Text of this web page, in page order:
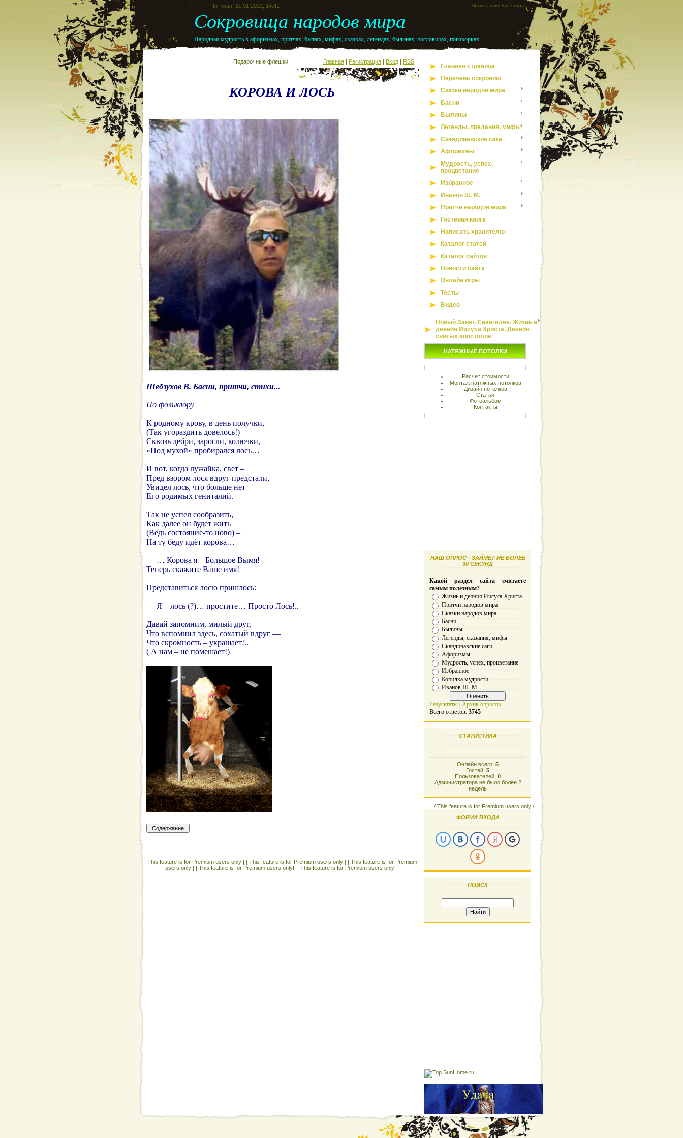
Пятница, 21.01.2022, 14:41 Приветствую Вас Гость
Сокровища народов мира
Народная мудрость в афоризмах, притчах, баснях, мифах, сказках, легендах, былинах, пословицах, поговорках
Подарочные флешки Главная | Регистрация | Вход | RSS
КОРОВА И ЛОСЬ
Шебзухов В. Басни, притчи, стихи...
По фольклору
К родному крову, в день получки,
(Так угораздить довелось!) —
Сквозь дебри, заросли, колючки,
«Под мухой» пробирался лось…
И вот, когда лужайка, свет –
Пред взором лося вдруг предстали,
Увидел лось, что больше нет
Его родимых гениталий.
Так не успел сообразить,
Как далее он будет жить
(Ведь состояние-то ново) –
На ту беду идёт корова…
— … Корова я – Большое Вымя!
Теперь скажите Ваше имя!
Представиться лосю пришлось:
— Я – лось (?)… простите… Просто Лось!..
Давай запомним, милый друг,
Что вспомнил здесь, сохатый вдруг —
Что скромность – украшает!..
( А нам – не помешает!)
This feature is for Premium users only!| | This feature is for Premium users only!| | This feature is for Premium
users only!| | This feature is for Premium users only!| | This feature is for Premium users only! .
Главная страница
Перечень сокровищ
Сказки народов мира
Басни
Былины
Легенды, предания, мифы
Скандинавские саги
Афоризмы
Мудрость, успех,
процветание
Избранное
Иванов Ш. М.
Притчи народов мира
Гостевая книга
Написать хранителю
Каталог статей
Каталог сайтов
Новости сайта
Онлайн игры
Тесты
Видео
Новый Завет. Евангелие. Жизнь и
деяния Иисуса Христа. Деяния
святых апостолов
НАТЯЖНЫЕ ПОТОЛКИ
Расчет стоимости
Монтаж натяжных потолков
Дизайн потолков
Статьи
Фотоальбом
Контакты
НАШ ОПРОС - ЗАЙМЕТ НЕ БОЛЕЕ
30 СЕКУНД
Какой раздел сайта считаете
самым полезным?
Жизнь и деяния Иисуса Христа
Притчи народов мира
Сказки народов мира
Басни
Былины
Легенды, сказания, мифы
Скандинавские саги
Афоризмы
Мудрость, успех, процветание
Избранное
Копилка мудрости
Иванов Ш. М.
Результаты Архив опросов
Всего ответов: 3745
СТАТИСТИКА
Онлайн всего: 5
Гостей: 5
Пользователей: 0
Администратора не было более 2
недель
/ This feature is for Premium users only!/
ФОРМА ВХОДА
ПОИСК